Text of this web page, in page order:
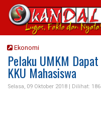
Ekonomi
Pelaku UMKM
KKU Mahasiswa
Selasa, 09 Oktober 2018 | Dilihat: